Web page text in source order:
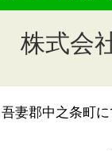
株式会
吾妻郡中之条町